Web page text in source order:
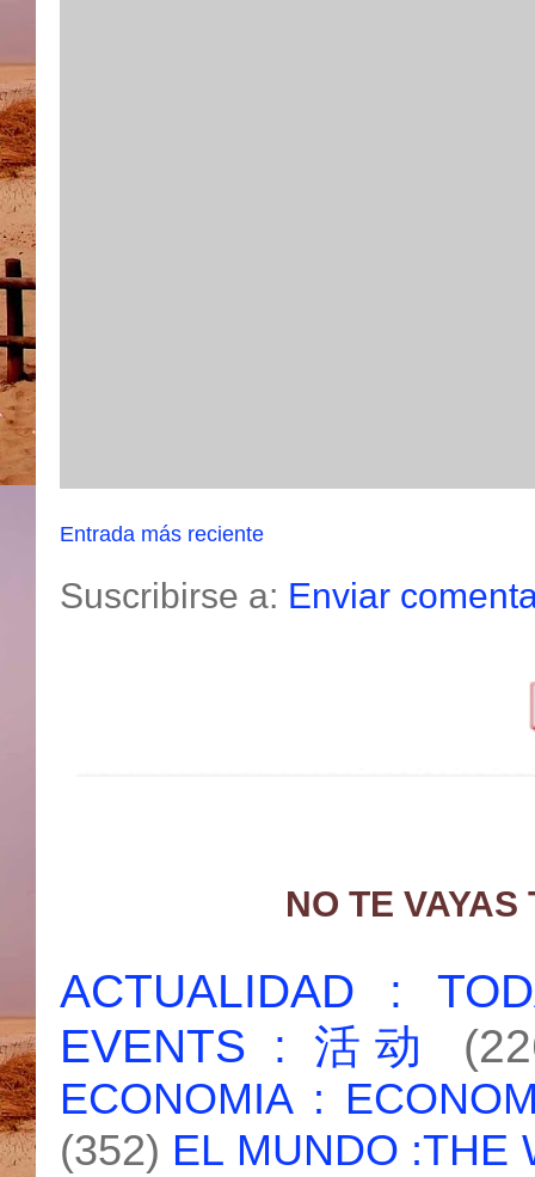
Entrada más reciente
Suscribirse a: Enviar
NO TE
ACTUALIDAD :
EVENTS : 活动
ECONOMIA :
(352) EL MUNDO :THE